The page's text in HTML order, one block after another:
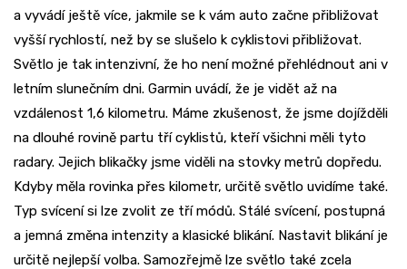
a vyvádí ještě více, jakmile se k vám auto začne přibližovat
vyšší rychlostí, než by se slušelo k cyklistovi přibližovat.
Světlo je tak intenzivní, že ho není možné přehlédnout ani v
letním slunečním dni. Garmin uvádí, že je vidět až na
vzdálenost 1,6 kilometru. Máme zkušenost, že jsme dojížděli
na dlouhé rovině partu tří cyklistů, kteří všichni měli tyto
radary. Jejich blikačky jsme viděli na stovky metrů dopředu.
Kdyby měla rovinka přes kilometr, určitě světlo uvidíme také.
Typ svícení si lze zvolit ze tří módů. Stálé svícení, postupná
a jemná změna intenzity a klasické blikání. Nastavit blikání je
určitě nejlepší volba. Samozřejmě lze světlo také zcela